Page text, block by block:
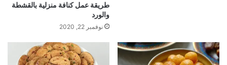
طريقة عمل كنافة منزلية بالقشطة
والورد
نوفمبر 22, 2020